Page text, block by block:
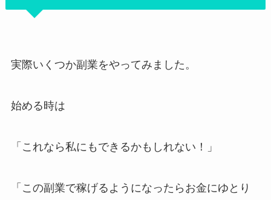
実際いくつか副業をやってみました。
始める時は
「これなら私にもできるかもしれない！」
「この副業で稼げるようになったらお金にゆとり